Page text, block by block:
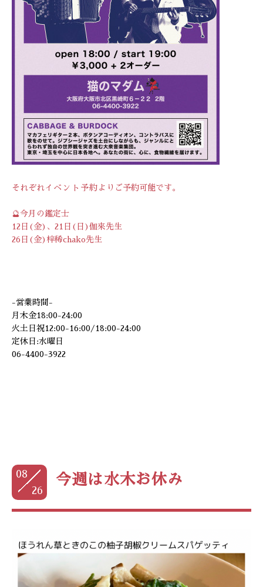
それぞれイベント予約 よりご予約可能です。
🔮今月の鑑定士
12日(金)、21日(日)伽來先生
26日(金)梓稀chako先生
-営業時間-
月木金18:00-24:00
火土日祝12:00-16:00/18:00-24:00
定休日:水曜日
06-4400-3922
08
26
今週は水木お休み